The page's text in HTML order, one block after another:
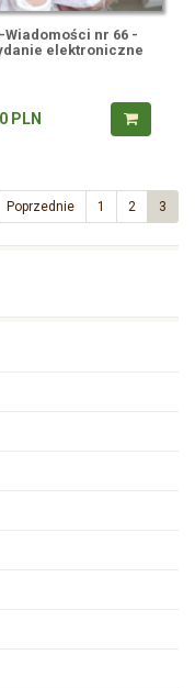
Wiadomości nr 66 -
elektroniczne
PLN
Poprzednie 1 2 3